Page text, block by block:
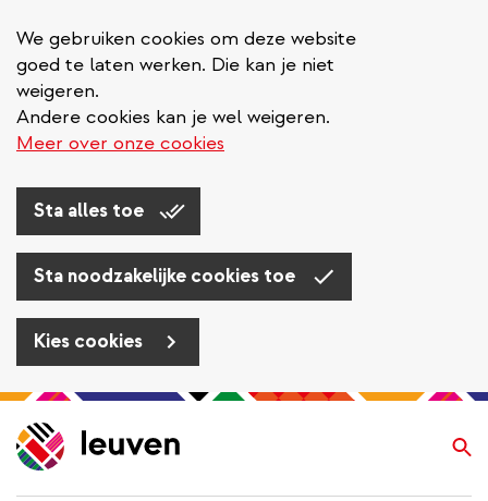
We gebruiken cookies om deze website
goed te laten werken. Die kan je niet
weigeren.
Andere cookies kan je wel weigeren.
Meer over onze cookies
Sta alles toe
Sta noodzakelijke cookies toe
Kies cookies
Overslaan
en
naar